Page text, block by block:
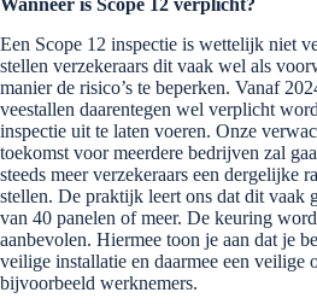
Een Scope 12 inspectie is wettelijk niet
stellen verzekeraars dit vaak wel als
manier de risico’s te beperken. Vanaf
veestallen daarentegen wel verplicht
inspectie uit te laten voeren. Onze
toekomst voor meerdere bedrijven zal
steeds meer verzekeraars een dergelijke
stellen. De praktijk leert ons dat dit vaak
van 40 panelen of meer. De keuring
aanbevolen. Hiermee toon je aan dat je
veilige installatie en daarmee een veilige
bijvoorbeeld werknemers.